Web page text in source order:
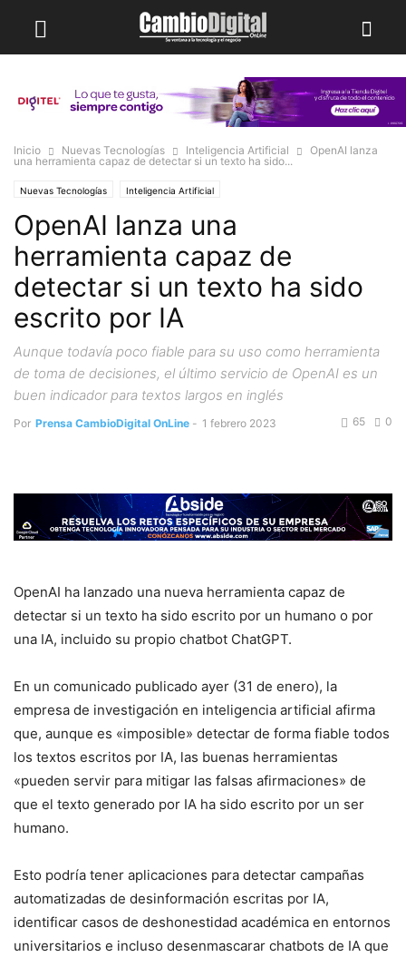
Inicio Nuevas Tecnologías Inteligencia Artificial
OpenAI lanza
una herramienta capaz de detectar si un texto ha sido...
Nuevas Tecnologías Inteligencia Artificial
OpenAI lanza una
herramienta capaz de
detectar si un texto ha sido
escrito por IA
Aunque todavía poco fiable para su uso como herramienta
de toma de decisiones, el último servicio de OpenAI es un
buen indicador para textos largos en inglés
Por Prensa CambioDigital OnLine - 1 febrero 2023 0
65
OpenAI ha lanzado una nueva herramienta capaz de
detectar si un texto ha sido escrito por un humano o por
una IA, incluido su propio chatbot ChatGPT.
En un comunicado publicado ayer (31 de enero), la
empresa de investigación en inteligencia artificial afirma
que, aunque es «imposible» detectar de forma fiable todos
los textos escritos por IA, las buenas herramientas
«pueden servir para mitigar las falsas afirmaciones» de
que el texto generado por IA ha sido escrito por un ser
humano.
Esto podría tener aplicaciones para detectar campañas
automatizadas de desinformación escritas por IA,
identificar casos de deshonestidad académica en entornos
universitarios e incluso desenmascarar chatbots de IA que